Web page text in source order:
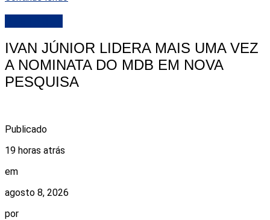
IVAN JÚNIOR LIDERA MAIS UMA VEZ
A NOMINATA DO MDB EM NOVA
PESQUISA
Publicado
19 horas atrás
em
agosto 8, 2026
por